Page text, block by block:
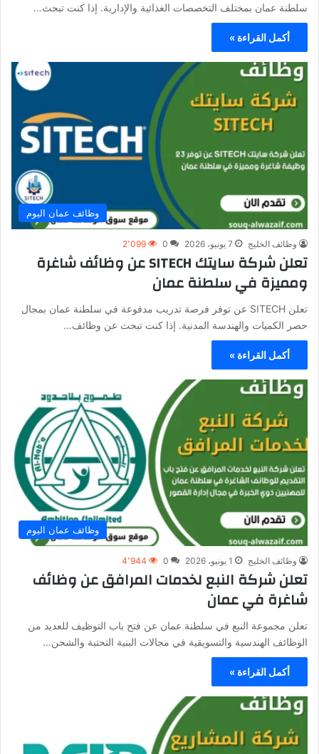
سلطنة عمان بمختلف التخصصات الغذائية والإدارية. إذا كنت تبحث…
أكمل القراءة »
وظائف عمان اليوم
وظائف الخليج 7 يونيو، 2026 0 2٬099
تعلن شركة سايتك SITECH عن وظائف شاغرة
ومميزة في سلطنة عمان
تعلن SITECH عن توفر فرصة تدريب مدفوعة في سلطنة عمان بمجال
حصر الكميات والهندسة المدنية. إذا كنت تبحث عن وظائف…
أكمل القراءة »
وظائف عمان اليوم
وظائف الخليج 1 يونيو، 2026 0 4٬944
تعلن شركة النبع لخدمات المرافق عن وظائف
شاغرة في عمان
تعلن مجموعة النبع في سلطنة عمان عن فتح باب التوظيف للعديد من
الوظائف الهندسية والتسويقية في مجالات البنية التحتية والشحن…
أكمل القراءة »